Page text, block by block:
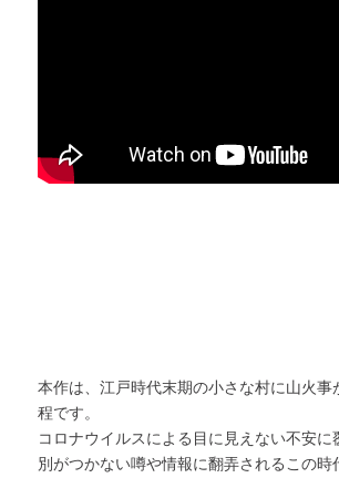
本作は、江戸時代末期の小さな村に山火事
程です。
コロナウイルスによる目に見えない不安に
別がつかない噂や情報に翻弄されるこの時